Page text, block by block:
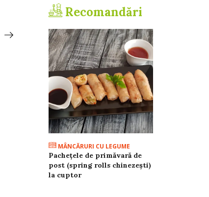
ibric
mașină pentru
Recomandări
MÂNCĂRURI CU LEGUME
Pachețele de primăvară de
post (spring rolls chinezești)
la cuptor